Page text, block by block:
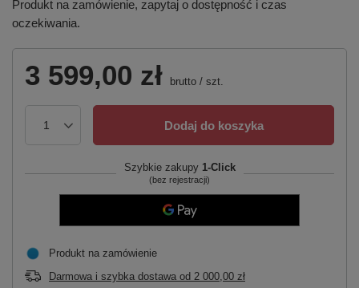
Produkt na zamówienie, zapytaj o dostępność i czas
oczekiwania.
3 599,00 zł brutto / szt.
Dodaj do koszyka
Szybkie zakupy 1-Click
(bez rejestracji)
Produkt na zamówienie
Darmowa i szybka dostawa od 2 000,00 zł